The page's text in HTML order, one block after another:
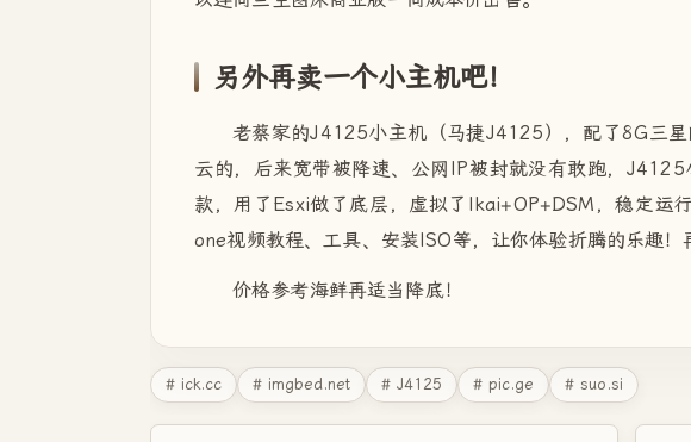
另外再卖一个小主机吧！
老蔡家的J4125小主机（马捷J4125），配了8G三
云的，后来宽带被降速、公网IP被封就没有敢跑，
款，用了Esxi做了底层，虚拟了Ikai+OP+DSM，稳定运
one视频教程、工具、安装ISO等，让你体验折腾的乐趣！
价格参考海鲜再适当降底！
# ick.cc # imgbed.net # J4125 # pic.ge # suo.si